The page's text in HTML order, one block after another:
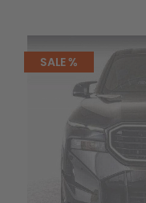
SALE %